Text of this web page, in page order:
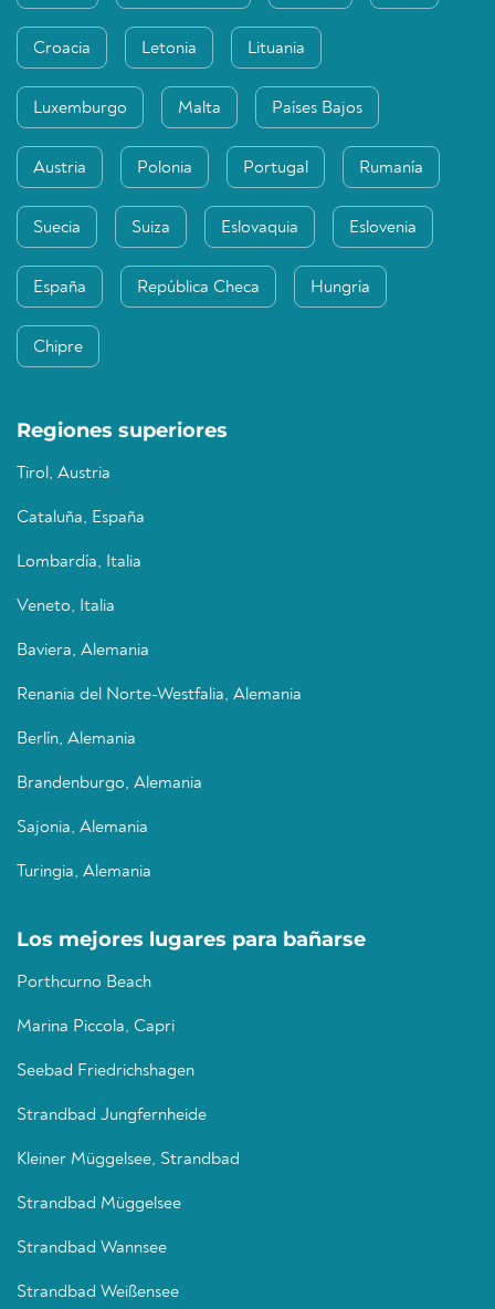
Croacia Letonia Lituania
Luxemburgo Malta Países Bajos
Austria Polonia Portugal Rumanía
Suecia Suiza Eslovaquia Eslovenia
España República Checa Hungría
Chipre
Regiones superiores
Tirol, Austria
Cataluña, España
Lombardía, Italia
Veneto, Italia
Baviera, Alemania
Renania del Norte-Westfalia, Alemania
Berlín, Alemania
Brandenburgo, Alemania
Sajonia, Alemania
Turingia, Alemania
Los mejores lugares para bañarse
Porthcurno Beach
Marina Piccola, Capri
Seebad Friedrichshagen
Strandbad Jungfernheide
Kleiner Müggelsee, Strandbad
Strandbad Müggelsee
Strandbad Wannsee
Strandbad Weißensee